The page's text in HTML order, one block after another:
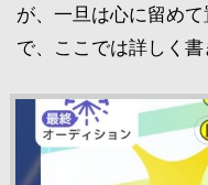
が、一旦は心に留め
で、ここでは詳しく書